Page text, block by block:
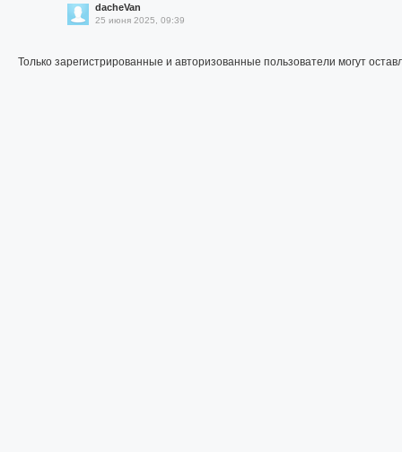
dacheVan
25 июня 2025, 09:39
Только зарегистрированные и авторизованные пользователи могут